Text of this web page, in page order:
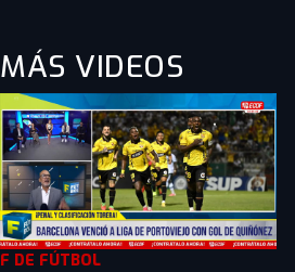
MÁS VIDEOS
F DE FÚTBOL